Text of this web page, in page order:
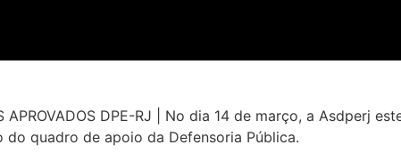
APROVADOS DPE-RJ | No dia 14 de março, a Asdperj
quadro de apoio da Defensoria Pública.